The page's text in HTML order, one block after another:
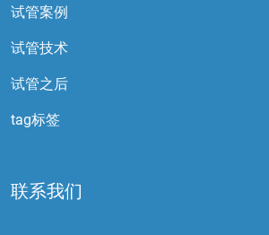
试管案例
试管技术
试管之后
tag标签
联系我们